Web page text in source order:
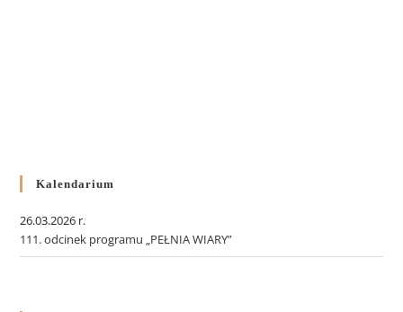
Kalendarium
26.03.2026 r.
111. odcinek programu „PEŁNIA WIARY”